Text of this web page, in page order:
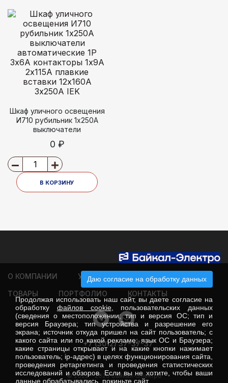
Шкаф уличного освещения
И710 рубильник 1х250А
выключатели
контакторы 1х9А 2х115А
плавкие вставки 12х160А
3х250А IEK
0 ₽
В КОРЗИНУ
О КОМПАНИИ УСЛУГИ
КЛИЕНТАМ
ТОВАРЫ
ПОРТФОЛИО КОНТАКТЫ
+7 (3012) 37-37-37
© 2022 - 2026 Байкал-Электро
Даю согласие на обработку данных
Продолжая использовать наш сайт, вы даете согласие на
обработку файлов cookie, пользовательских данных
(сведения о местоположении; тип и версия ОС; тип и
версия Браузера; тип устройства и разрешение его
экрана; источник откуда пришел на сайт пользователь; с
какого сайта или по какой рекламе; язык ОС и Браузера;
какие страницы открывает и на какие кнопки нажимает
пользователь; ip-адрес) в целях функционирования сайта,
проведения ретаргетинга и проведения статистических
исследований и обзоров. Если вы не хотите, чтобы ваши
данные обрабатывались, покиньте сайт.